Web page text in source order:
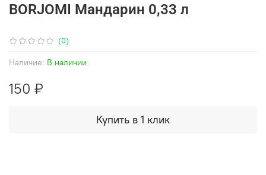
(0)
Наличие: В наличии
BORJOMI Мандарин 0,33 л
150 ₽
Купить в 1 клик